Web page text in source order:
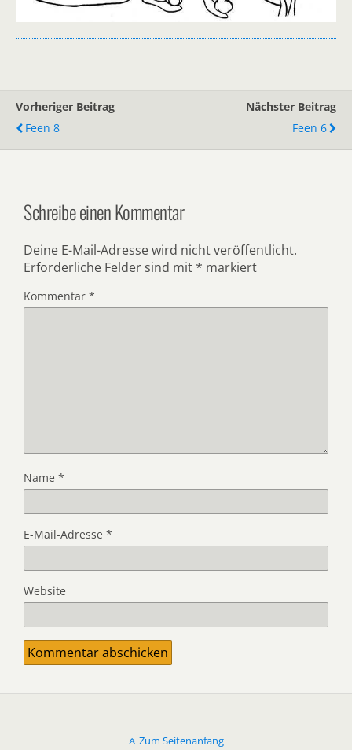
Vorheriger Beitrag
Feen 8
Nächster Beitrag
Feen 6
Schreibe einen Kommentar
Deine E-Mail-Adresse wird nicht veröffentlicht.
Erforderliche Felder sind mit * markiert
Kommentar *
Name *
E-Mail-Adresse *
Website
Zum Seitenanfang